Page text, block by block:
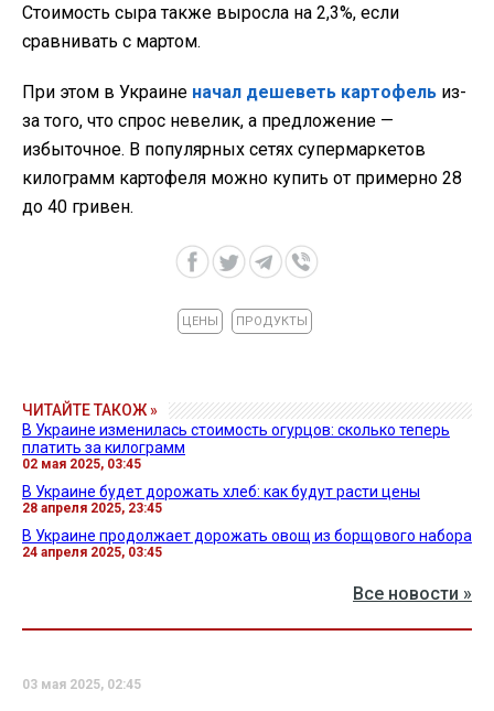
Стоимость сыра также выросла на 2,3%, если
сравнивать с мартом.
При этом в Украине начал дешеветь картофель из-
за того, что спрос невелик, а предложение —
избыточное. В популярных сетях супермаркетов
килограмм картофеля можно купить от примерно 28
до 40 гривен.
ЦЕНЫ ПРОДУКТЫ
ЧИТАЙТЕ ТАКОЖ »
В Украине изменилась стоимость огурцов: сколько теперь
платить за килограмм
02 мая 2025, 03:45
В Украине будет дорожать хлеб: как будут расти цены
28 апреля 2025, 23:45
В Украине продолжает дорожать овощ из борщового набора
24 апреля 2025, 03:45
Все новости »
03 мая 2025, 02:45